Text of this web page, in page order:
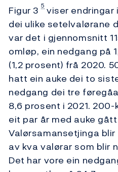
Figur 3 5viser endringar
dei ulike setelvalørane
var det i gjennomsnitt
omløp, ein nedgang på
(1,2 prosent) frå 2020.
hatt ein auke dei to
nedgang dei tre
8,6 prosent i 2021.
eit par år med auke
Valørsamansetjinga
av kva valørar som blir
Det har vore ein